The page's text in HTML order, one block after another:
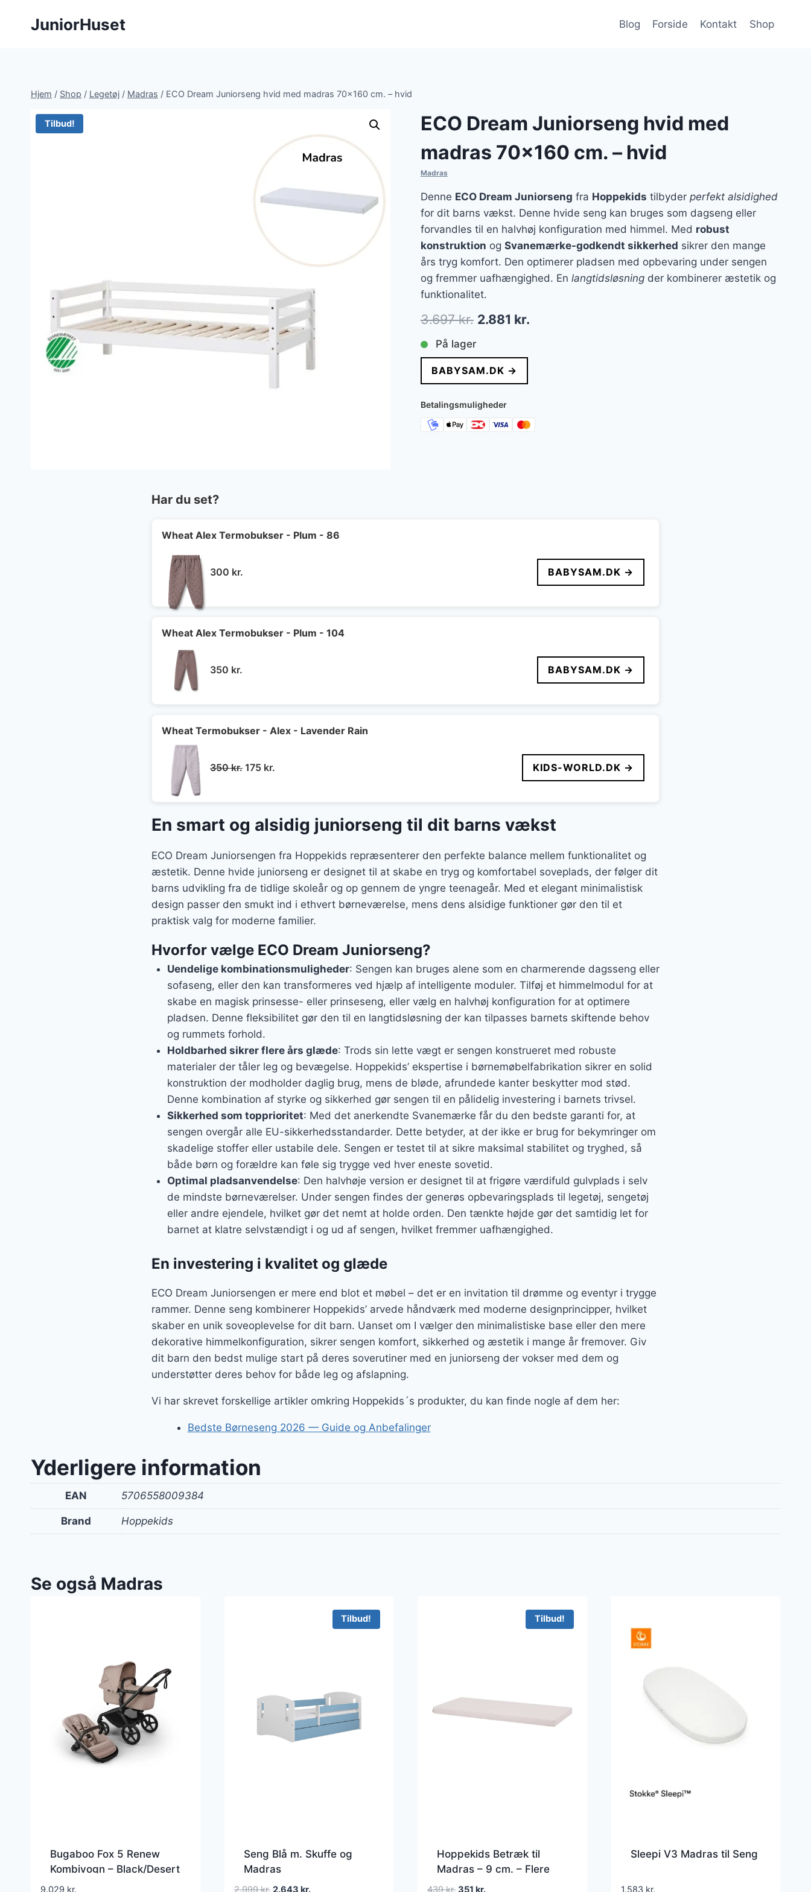
JuniorHuset Blog Forside Kontakt Shop
Hjem / Shop / Legetøj / Madras / ECO Dream Juniorseng hvid med madras 70×160 cm. – hvid
Tilbud!
ECO Dream Juniorseng hvid med
madras 70×160 cm. – hvid
Madras
Denne ECO Dream Juniorseng fra Hoppekids tilbyder perfekt alsidighed
for dit barns vækst. Denne hvide seng kan bruges som dagseng eller
forvandles til en halvhøj konfiguration med himmel. Med robust
konstruktion og Svanemærke-godkendt sikkerhed sikrer den mange
års tryg komfort. Den optimerer pladsen med opbevaring under sengen
og fremmer uafhængighed. En langtidsløsningder kombinerer æstetik og
funktionalitet.
3.697kr. Den
oprindelige
pris
var:
3.697 kr..
2.881 kr.Den
På lager
BABYSAM.DK →
Betalingsmuligheder
Har du set?
Wheat Alex Termobukser - Plum - 86
300 kr. BABYSAM.DK →
Wheat Alex Termobukser - Plum - 104
350 kr. BABYSAM.DK →
Wheat Termobukser - Alex - Lavender Rain
350kr. Den
350 kr..
175 kr.
175 kr..
KIDS-WORLD.DK →
En smart og alsidig juniorseng til dit barns vækst
ECO Dream Juniorsengen fra Hoppekids repræsenterer den perfekte balance mellem funktionalitet og
æstetik. Denne hvide juniorseng er designet til at skabe en tryg og komfortabel soveplads, der følger dit
barns udvikling fra de tidlige skoleår og op gennem de yngre teenageår. Med et elegant minimalistisk
design passer den smukt ind i ethvert børneværelse, mens dens alsidige funktioner gør den til et
praktisk valg for moderne familier.
Hvorfor vælge ECO Dream Juniorseng?
Uendelige kombinationsmuligheder: Sengen kan bruges alene som en charmerende dagsseng eller
sofaseng, eller den kan transformeres ved hjælp af intelligente moduler. Tilføj et himmelmodul for at
skabe en magisk prinsesse- eller prinseseng, eller vælg en halvhøj konfiguration for at optimere
pladsen. Denne fleksibilitet gør den til en langtidsløsning der kan tilpasses barnets skiftende behov
og rummets forhold.
Holdbarhed sikrer flere års glæde: Trods sin lette vægt er sengen konstrueret med robuste
materialer der tåler leg og bevægelse. Hoppekids’ ekspertise i børnemøbelfabrikation sikrer en solid
konstruktion der modholder daglig brug, mens de bløde, afrundede kanter beskytter mod stød.
Denne kombination af styrke og sikkerhed gør sengen til en pålidelig investering i barnets trivsel.
Sikkerhed som topprioritet: Med det anerkendte Svanemærke får du den bedste garanti for, at
sengen overgår alle EU-sikkerhedsstandarder. Dette betyder, at der ikke er brug for bekymringer om
skadelige stoffer eller ustabile dele. Sengen er testet til at sikre maksimal stabilitet og tryghed, så
både børn og forældre kan føle sig trygge ved hver eneste sovetid.
Optimal pladsanvendelse: Den halvhøje version er designet til at frigøre værdifuld gulvplads i selv
de mindste børneværelser. Under sengen findes der generøs opbevaringsplads til legetøj, sengetøj
eller andre ejendele, hvilket gør det nemt at holde orden. Den tænkte højde gør det samtidig let for
barnet at klatre selvstændigt i og ud af sengen, hvilket fremmer uafhængighed.
En investering i kvalitet og glæde
ECO Dream Juniorsengen er mere end blot et møbel – det er en invitation til drømme og eventyr i trygge
rammer. Denne seng kombinerer Hoppekids’ arvede håndværk med moderne designprincipper, hvilket
skaber en unik soveoplevelse for dit barn. Uanset om I vælger den minimalistiske base eller den mere
dekorative himmelkonfiguration, sikrer sengen komfort, sikkerhed og æstetik i mange år fremover. Giv
dit barn den bedst mulige start på deres soverutiner med en juniorseng der vokser med dem og
understøtter deres behov for både leg og afslapning.
Vi har skrevet forskellige artikler omkring Hoppekids´s produkter, du kan finde nogle af dem her:
Bedste Børneseng 2026 — Guide og Anbefalinger
Yderligere information
EAN 5706558009384
Brand Hoppekids
Se også Madras
Bugaboo Fox 5 Renew
Kombivogn – Black/Desert
taupe melange
9.029 kr.
Tilbud!
Seng Blå m. Skuffe og
Madras
2.999kr. Den
2.643 kr.Den
Tilbud!
Hoppekids Betræk til
Madras – 9 cm. – Flere
Størrelser – Lyserød
439kr. Den
351 kr.Den
Sleepi V3 Madras til Seng
1.583 kr.